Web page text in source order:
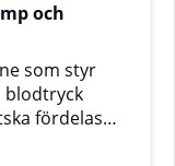
och
som styr
blodtryck
fördelas
sjunker